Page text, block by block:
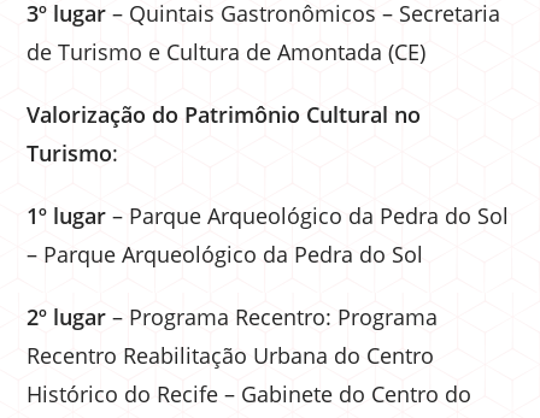
3º lugar – Quintais Gastronômicos – Secretaria
de Turismo e Cultura de Amontada (CE)
Valorização do Patrimônio Cultural no
Turismo:
1º lugar – Parque Arqueológico da Pedra do Sol
– Parque Arqueológico da Pedra do Sol
2º lugar – Programa Recentro: Programa
Recentro Reabilitação Urbana do Centro
Histórico do Recife – Gabinete do Centro do